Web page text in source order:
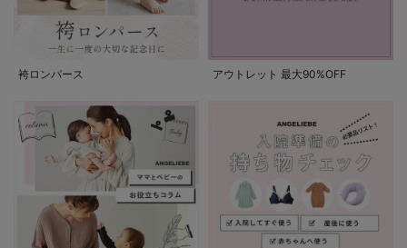
袴ロンパース アウトレット 最大90%OFF